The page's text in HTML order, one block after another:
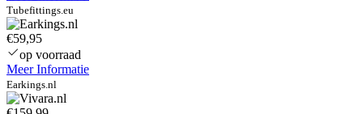
Tubefittings.eu
€59,95
op voorraad
Meer Informatie
Earkings.nl